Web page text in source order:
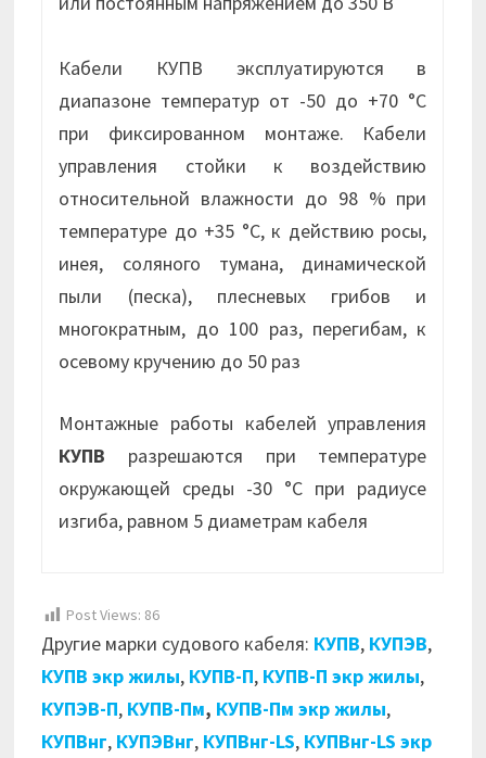
Кабели КУПВ эксплуатируются в
диапазоне температур от -50 до +70 °С
при фиксированном монтаже. Кабели
управления стойки к воздействию
относительной влажности до 98 % при
температуре до +35 °С, к действию росы,
инея, соляного тумана, динамической
пыли (песка), плесневых грибов и
многократным, до 100 раз, перегибам, к
осевому кручению до 50 раз
Монтажные работы кабелей управления
КУПВ разрешаются при температуре
окружающей среды -30 °С при радиусе
изгиба, равном 5 диаметрам кабеля
Post Views: 86
Другие марки судового кабеля: КУПВ, КУПЭВ,
КУПВ экр жилы, КУПВ-П, КУПВ-П экр жилы,
КУПЭВ-П, КУПВ-Пм, КУПВ-Пм экр жилы,
КУПВнг, КУПЭВнг, КУПВнг-LS, КУПВнг-LS экр